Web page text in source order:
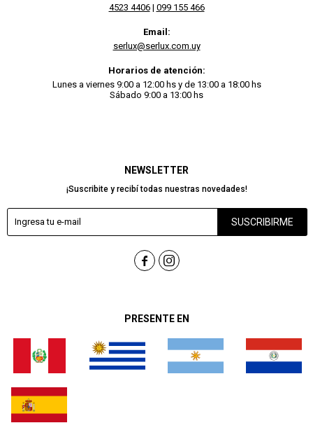
PRESENTE EN
NEWSLETTER
¡Suscribite y recibí todas nuestras novedades!
SUSCRIBIRME
 
4523 4406| 099 155 466
Email:
serlux@serlux.com.uy
Horarios de atención:
Lunes a viernes 9:00 a 12:00 hs y de 13:00 a 18:00 hs
Sábado 9:00 a 13:00 hs